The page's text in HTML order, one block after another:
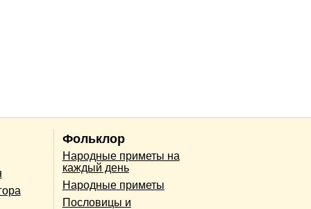
Фольклор
Народные приметы на
каждый день
Народные приметы
Пословицы и